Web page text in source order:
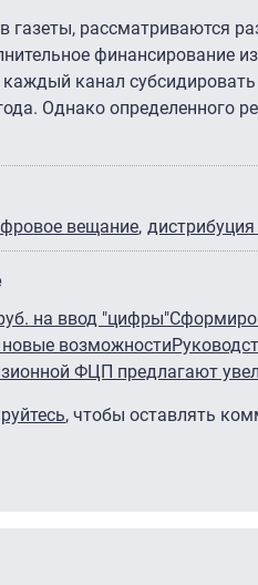
газеты, рассматриваются
финансирование
канал
Однако определенного
вещание
на ввод "цифры"
возможности
ФЦП предлагают
, чтобы оставлять